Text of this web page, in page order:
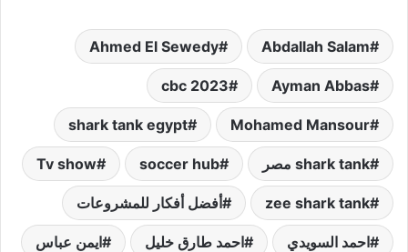
Abdallah Salam
Ahmed El Sewedy
Ayman Abbas
cbc 2023
Mohamed Mansour
shark tank egypt
shark tank مصر soccer hub
Tv show
zee shark tank أفضل أفكار للمشروعات
احمد السويدي احمد طارق خليل ايمن عباس